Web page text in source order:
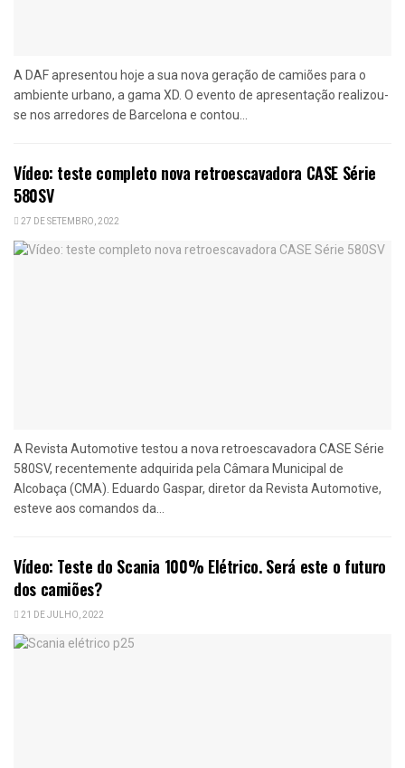
A DAF apresentou hoje a sua nova geração de camiões para o
ambiente urbano, a gama XD. O evento de apresentação realizou-
se nos arredores de Barcelona e contou...
Vídeo: teste completo nova retroescavadora CASE Série
580SV
27 DE SETEMBRO, 2022
A Revista Automotive testou a nova retroescavadora CASE Série
580SV, recentemente adquirida pela Câmara Municipal de
Alcobaça (CMA). Eduardo Gaspar, diretor da Revista Automotive,
esteve aos comandos da...
Vídeo: Teste do Scania 100% Elétrico. Será este o futuro
dos camiões?
21 DE JULHO, 2022